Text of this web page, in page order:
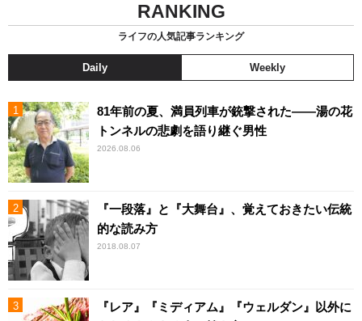
RANKING
ライフの人気記事ランキング
Daily Weekly
81年前の夏、満員列車が銃撃された――湯の花
トンネルの悲劇を語り継ぐ男性
2026.08.06
『一段落』と『大舞台』、覚えておきたい伝統
的な読み方
2018.08.07
『レア』『ミディアム』『ウェルダン』以外に